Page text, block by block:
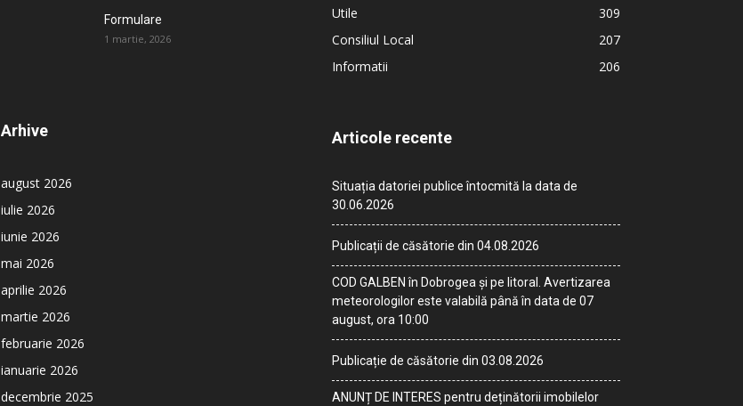
Formulare
1 martie, 2026
Arhive
august 2026
iulie 2026
iunie 2026
mai 2026
aprilie 2026
martie 2026
februarie 2026
ianuarie 2026
decembrie 2025
Utile
309
Consiliul Local
207
Informatii
206
Articole recente
Situația datoriei publice întocmită la data de
30.06.2026
Publicații de căsătorie din 04.08.2026
COD GALBEN în Dobrogea și pe litoral. Avertizarea
meteorologilor este valabilă până în data de 07
august, ora 10:00
Publicație de căsătorie din 03.08.2026
ANUNȚ DE INTERES pentru deținătorii imobilelor